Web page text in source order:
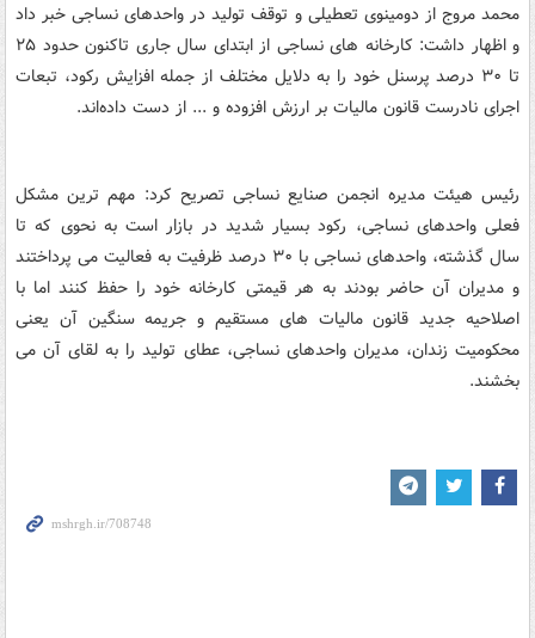
محمد مروج از دومینوی تعطیلی و توقف تولید در واحدهای نساجی خبر داد
و اظهار داشت: کارخانه های نساجی از ابتدای سال جاری تاکنون حدود ۲۵
تا ۳۰ درصد پرسنل خود را به دلایل مختلف از جمله افزایش رکود، تبعات
اجرای نادرست قانون مالیات بر ارزش افزوده و ... از دست داده‌اند.
رئیس هیئت مدیره انجمن صنایع نساجی تصریح کرد: مهم ترین مشکل
فعلی واحدهای نساجی، رکود بسیار شدید در بازار است به نحوی که تا
سال گذشته، واحدهای نساجی با ۳۰ درصد ظرفیت به فعالیت می پرداختند
و مدیران آن حاضر بودند به هر قیمتی کارخانه خود را حفظ کنند اما با
اصلاحیه جدید قانون مالیات های مستقیم و جریمه سنگین آن یعنی
محکومیت زندان، مدیران واحدهای نساجی، عطای تولید را به لقای آن می
بخشند.